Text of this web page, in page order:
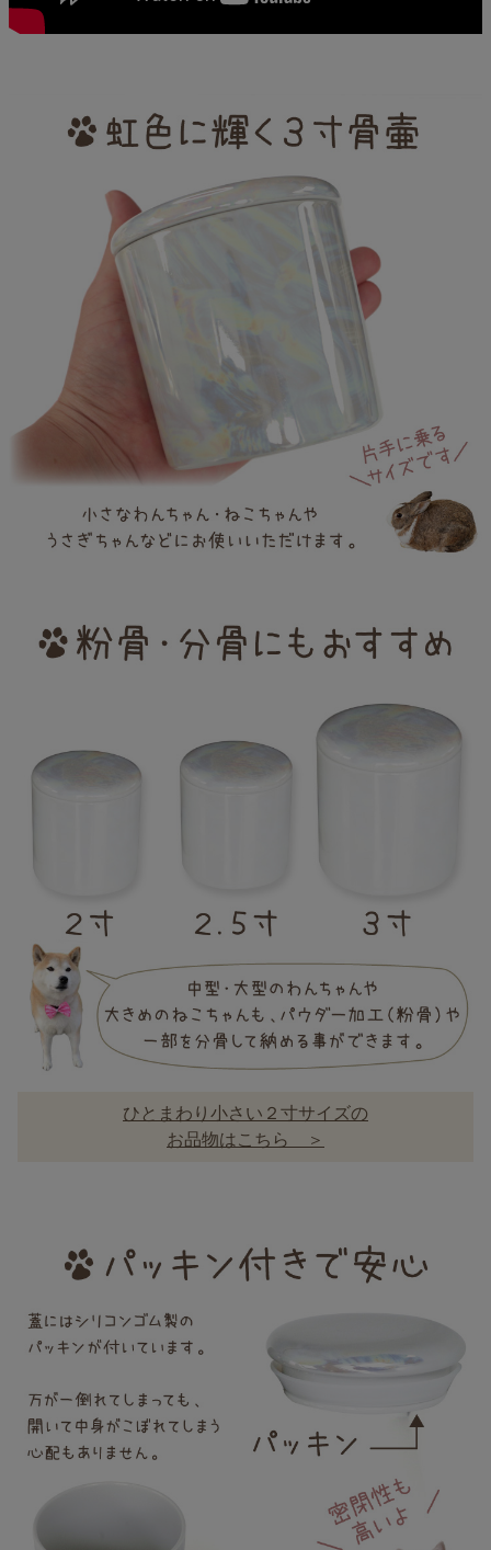
ひとまわり小さい２寸サイズの
お品物はこちら ＞